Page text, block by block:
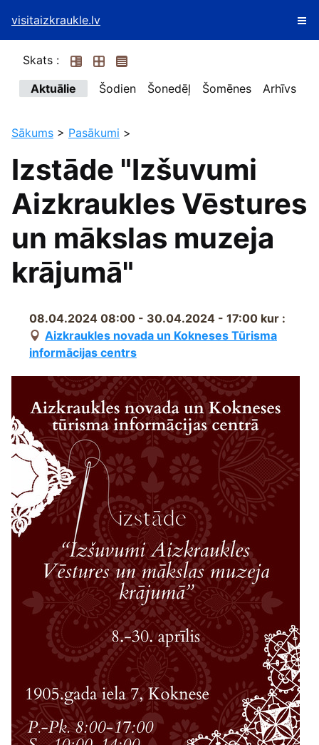
visitaizkraukle.lv
Skats :
Aktuālie
Šodien Šonedēļ Šomēnes Arhīvs
Sākums > Pasākumi >
Izstāde "Izšuvumi
Aizkraukles Vēstures
un mākslas muzeja
krājumā"
08.04.2024 08:00 - 30.04.2024 - 17:00 kur :
Aizkraukles novada un Kokneses Tūrisma
informācijas centrs